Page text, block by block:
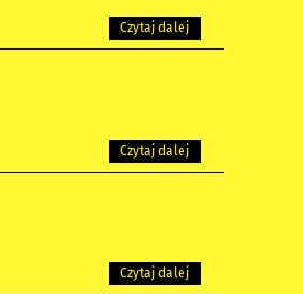
Czytaj dalej
Czytaj dalej
Czytaj dalej